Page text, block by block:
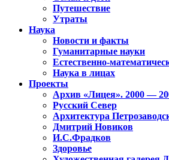
Путешествие
Утраты
Наука
Новости и факты
Гуманитарные науки
Естественно-
Наука в лицах
Проекты
Архив «Лицея». 2000 —
Русский Север
Архитектура
Дмитрий Новиков
И.С.Фрадков
Здоровье